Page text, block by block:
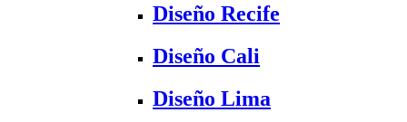
Diseño Recife
Diseño Cali
Diseño Lima